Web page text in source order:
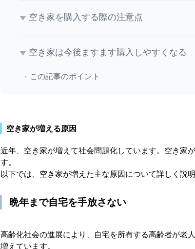
空き家を購入する際の注意点
空き家は今後ますます購入しやすくなる
この記事のポイント
空き家が増える原因
近年、空き家が増えて社会問題化しています。空き家
す。
以下では、空き家が増えた主な原因について詳しく説明
晩年まで自宅を手放さない
高齢化社会の進展により、自宅を所有する高齢者が老
増えています。